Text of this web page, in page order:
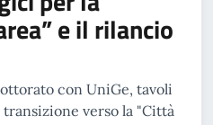
e il rilancio
con UniGe, tavoli
verso la "Città